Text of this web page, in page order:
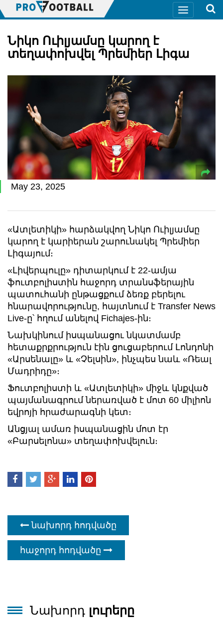
Նիկո Ուիլյամսը կարող է
տեղափոխվել Պրեմիեր Լիգա
May 23, 2025
«Ատլետիկի» հարձակվող Նիկո Ուիլյամսը
կարող է կարիերան շարունակել Պրեմիեր
Լիգայում։
«Լիվերպուլը» դիտարկում է 22-ամյա
ֆուտբոլիստին հաջորդ տրանսֆերային
պատուհանի ընթացքում ձեռք բերելու
հնարավորությունը, հայտնում է Transfer News
Live-ը՝ հղում անելով Fichajes-ին։
Նախկինում իսպանացու նկատմամբ
հետաքրքրություն էին ցուցաբերում Լոնդոնի
«Արսենալը» և «Չելսին», ինչպես նաև «Ռեալ
Մադրիդը»։
Ֆուտբոլիստի և «Ատլետիկի» միջև կնքված
պայմանագրում ներառված է մոտ 60 միլիոն
եվրոյի հրաժարագնի կետ։
Անցյալ ամառ իսպանացին մոտ էր
«Բարսելոնա» տեղափոխվելուն։
նախորդ հոդվածը
հաջորդ հոդվածը
Նախորդ լուրերը